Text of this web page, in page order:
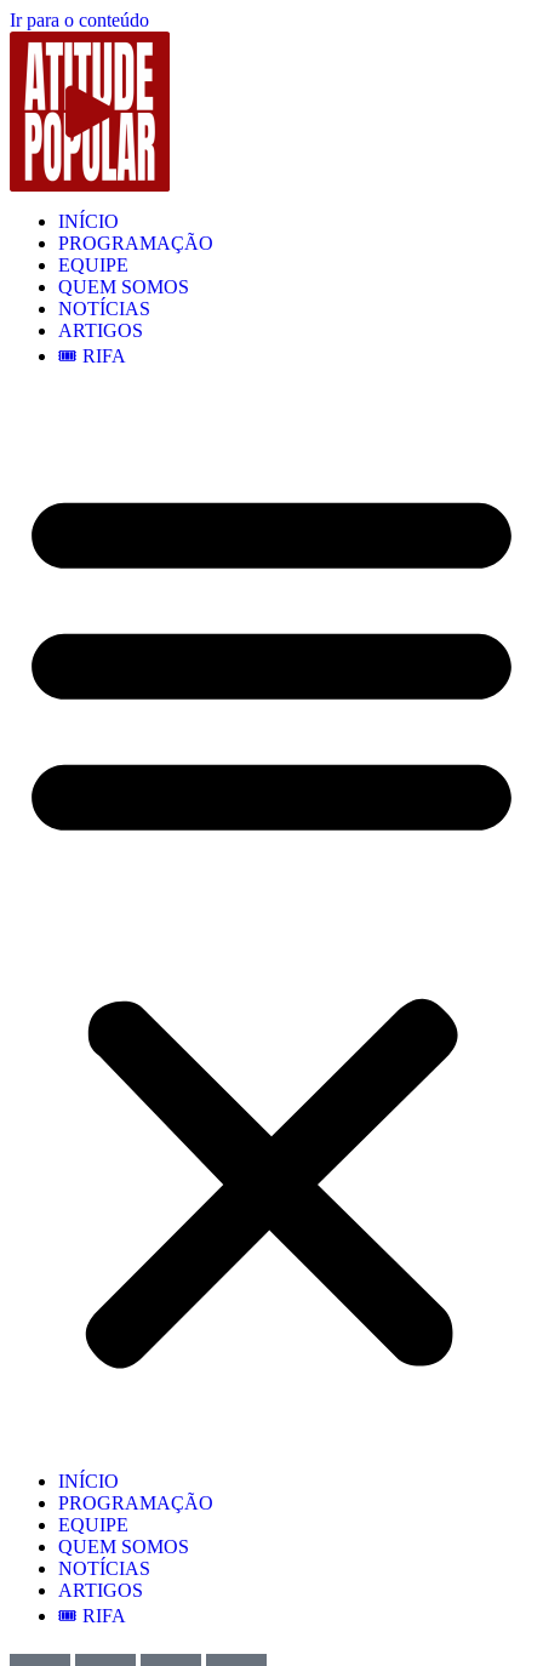
Ir para o conteúdo
INÍCIO
PROGRAMAÇÃO
EQUIPE
QUEM SOMOS
NOTÍCIAS
ARTIGOS
🎟️ RIFA
INÍCIO
PROGRAMAÇÃO
EQUIPE
QUEM SOMOS
NOTÍCIAS
ARTIGOS
🎟️ RIFA